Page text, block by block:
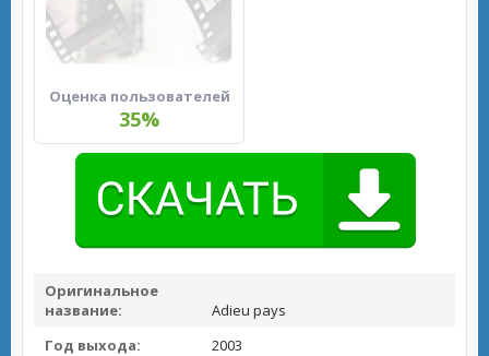
Оценка пользователей
35%
Оригинальное
название:
Adieu pays
Год выхода:
2003